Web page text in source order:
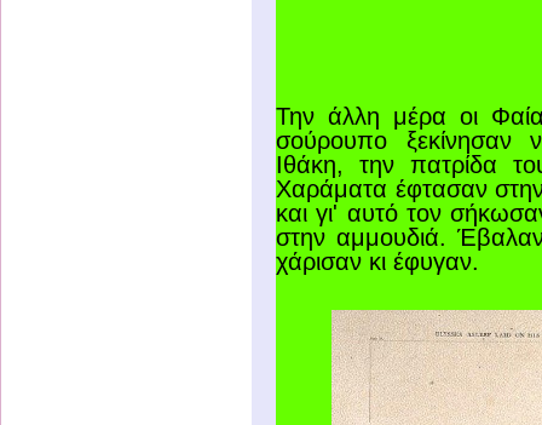
Την άλλη μέρα οι
σούρουπο
Ιθάκη, την πατρίδα
Χαράματα έφτασαν
και γι' αυτό τον
στην αμμουδιά.
χάρισαν κι έφυγαν.